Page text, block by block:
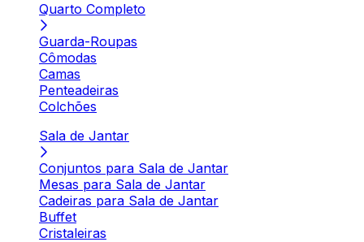
Quarto Completo
Guarda-Roupas
Cômodas
Camas
Penteadeiras
Colchões
Sala de Jantar
Conjuntos para Sala de Jantar
Mesas para Sala de Jantar
Cadeiras para Sala de Jantar
Buffet
Cristaleiras